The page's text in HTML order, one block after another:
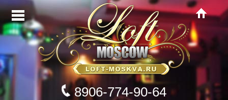
8906-774-90-64